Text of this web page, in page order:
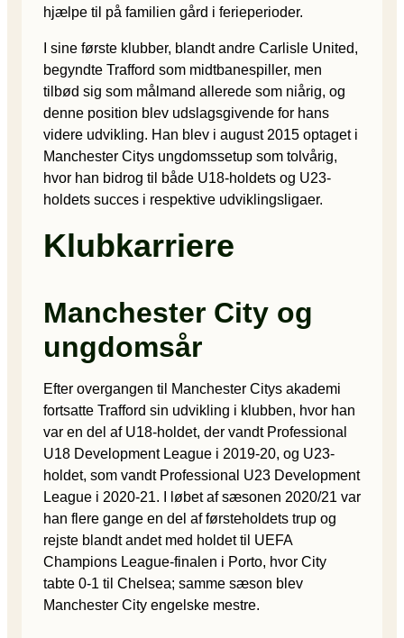
hjælpe til på familien gård i ferieperioder.
I sine første klubber, blandt andre Carlisle United,
begyndte Trafford som midtbanespiller, men
tilbød sig som målmand allerede som niårig, og
denne position blev udslagsgivende for hans
videre udvikling. Han blev i august 2015 optaget i
Manchester Citys ungdomssetup som tolvårig,
hvor han bidrog til både U18-holdets og U23-
holdets succes i respektive udviklingsligaer.
Klubkarriere
Manchester City og
ungdomsår
Efter overgangen til Manchester Citys akademi
fortsatte Trafford sin udvikling i klubben, hvor han
var en del af U18-holdet, der vandt Professional
U18 Development League i 2019-20, og U23-
holdet, som vandt Professional U23 Development
League i 2020-21. I løbet af sæsonen 2020/21 var
han flere gange en del af førsteholdets trup og
rejste blandt andet med holdet til UEFA
Champions League-finalen i Porto, hvor City
tabte 0-1 til Chelsea; samme sæson blev
Manchester City engelske mestre.